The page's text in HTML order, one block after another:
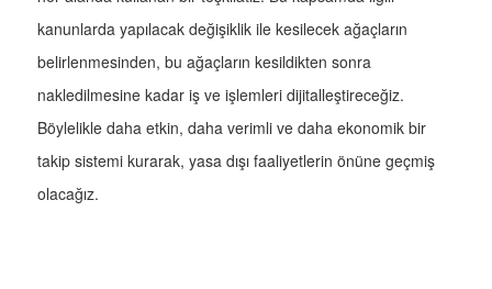
kanunlarda yapılacak değişiklik ile kesilecek ağaçların
belirlenmesinden, bu ağaçların kesildikten sonra
nakledilmesine kadar iş ve işlemleri dijitalleştireceğiz.
Böylelikle daha etkin, daha verimli ve daha ekonomik bir
takip sistemi kurarak, yasa dışı faaliyetlerin önüne geçmiş
olacağız.